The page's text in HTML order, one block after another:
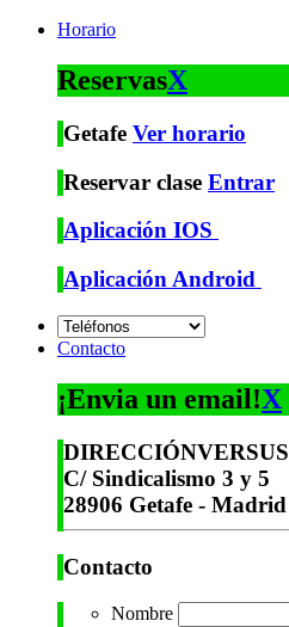
Horario
ReservasX
Getafe Ver horario
Reservar clase Entrar
Aplicación IOS
Aplicación Android
Contacto
¡Envia un email!X
DIRECCIÓN
C/ Sindicalismo 3 y 5
28906 Getafe - Madrid
Contacto
Nombre